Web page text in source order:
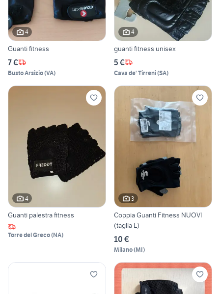
4
Guanti fitness
7 €
Busto Arsizio(VA)
4
guanti fitness unisex
5 €
Cava de' Tirreni(SA)
4
Guanti palestra fitness
Torre del Greco(NA)
3
Coppia Guanti Fitness NUOVI
(taglia L)
10 €
Milano(MI)